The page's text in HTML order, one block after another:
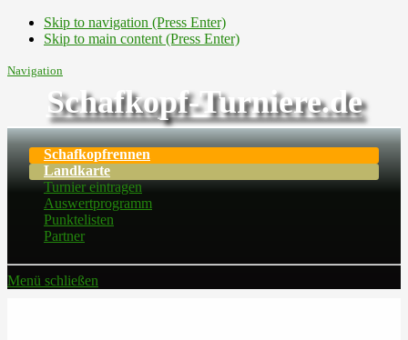
Skip to navigation (Press Enter)
Skip to main content (Press Enter)
Navigation
Schafkopf-Turniere.de
Schafkopfrennen
Landkarte
Turnier eintragen
Auswertprogramm
Punktelisten
Partner
Menü schließen